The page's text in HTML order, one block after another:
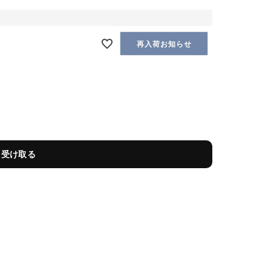
再入荷お知らせ
け取る